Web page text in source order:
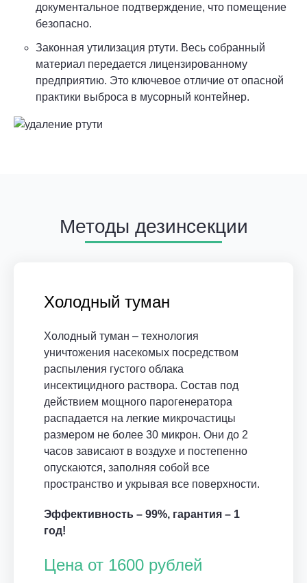
документальное подтверждение, что помещение
безопасно.
Законная утилизация ртути. Весь собранный
материал передается лицензированному
предприятию. Это ключевое отличие от опасной
практики выброса в мусорный контейнер.
Методы дезинсекции
Холодный туман
Холодный туман – технология
уничтожения насекомых посредством
распыления густого облака
инсектицидного раствора. Состав под
действием мощного парогенератора
распадается на легкие микрочастицы
размером не более 30 микрон. Они до 2
часов зависают в воздухе и постепенно
опускаются, заполняя собой все
пространство и укрывая все поверхности.
Эффективность – 99%, гарантия – 1
год!
Цена от 1600 рублей